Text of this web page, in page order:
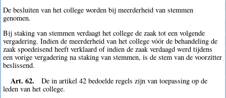
De besluiten van het college worden bij meerderheid van stemmen
genomen.
Bij staking van stemmen verdaagt het college de zaak tot een volgende
vergadering. Indien de meerderheid van het college vóór de behandeling de
zaak spoedeisend heeft verklaard of indien de zaak verdaagd werd tijdens
een vorige vergadering na staking van stemmen, is de stem van de voorzitter
beslissend.
Art. 62.
De in artikel 42 bedoelde regels zijn van toepassing op de
leden van het college.